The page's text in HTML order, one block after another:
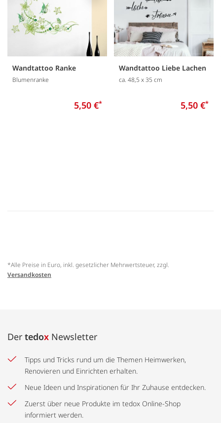
Wandtattoo Ranke
Blumenranke
5,50 €*
Wandtattoo Liebe Lachen
ca. 48,5 x 35 cm
5,50 €*
*Alle Preise in Euro, inkl. gesetzlicher Mehrwertsteuer, zzgl.
Versandkosten
Der tedox Newsletter
Tipps und Tricks rund um die Themen Heimwerken,
Renovieren und Einrichten erhalten.
Neue Ideen und Inspirationen für Ihr Zuhause entdecken.
Zuerst über neue Produkte im tedox Online-Shop
informiert werden.